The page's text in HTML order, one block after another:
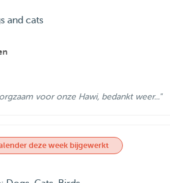
and cats
voor onze Hawi, bedankt weer..."
deze week bijgewerkt